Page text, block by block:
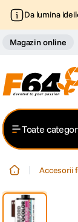
Da lumina
Magazin online
Toate
Accesorii